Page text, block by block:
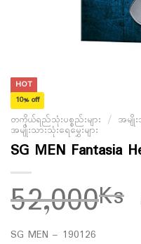
HOT
10% off
တကိုယ်ရည်သုံးပစ္စည်းများ / အမျို
အမျိုးသားသုံးရေမွှေးများ
SG MEN Fantasia
52,000Ks
SG MEN – 190126